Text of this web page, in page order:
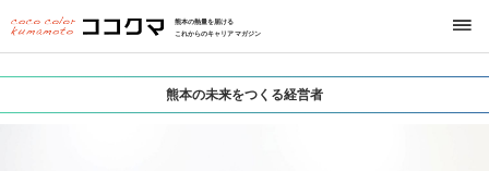
熊本の熱量を届ける
これからのキャリアマガジン
熊本の未来をつくる経営者